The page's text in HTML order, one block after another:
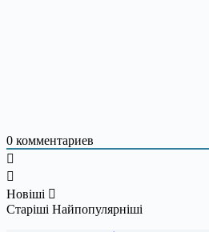
0 комментариев
Новіші
Старіші Найпопулярніші